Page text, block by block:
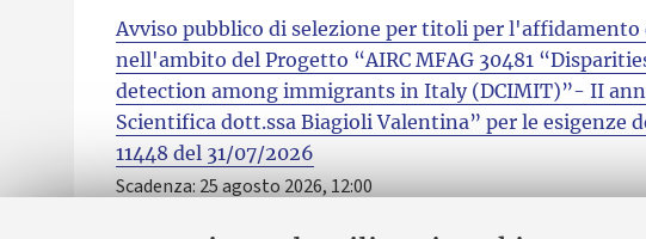
Avviso pubblico di selezione per titoli per
nell'ambito del Progetto “AIRC MFAG 30481
detection among immigrants in Italy (DCIMIT)”- II
Scientifica dott.ssa Biagioli Valentina” per le esigenze
11448 del 31/07/2026
Scadenza: 25 agosto 2026, 12:00